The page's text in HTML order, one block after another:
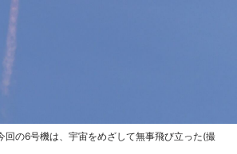
回の6号機は、宇宙をめざして無事飛び立った(撮